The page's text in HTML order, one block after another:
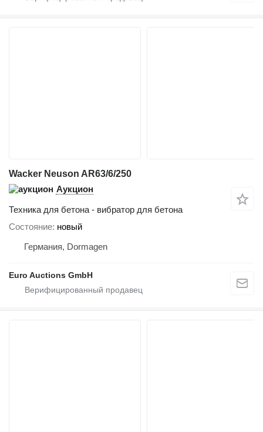
Wacker Neuson AR63/6/250
Аукцион
Техника для бетона - вибратор для бетона
Состояние новый
Германия, Dormagen
Euro Auctions GmbH